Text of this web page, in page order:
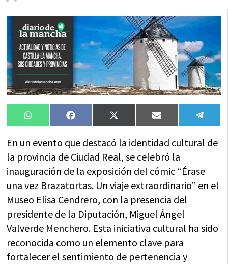
Compartir
en
WhatsAppCompartir
en
FacebookCompartir
en
X
(Twitter)
Compartir
en
Email
en
En un evento que destacó la identidad cultural de
la provincia de Ciudad Real, se celebró la
inauguración de la exposición del cómic “Érase
una vez Brazatortas. Un viaje extraordinario” en el
Museo Elisa Cendrero, con la presencia del
presidente de la Diputación, Miguel Ángel
Valverde Menchero. Esta iniciativa cultural ha sido
reconocida como un elemento clave para
fortalecer el sentimiento de pertenencia y